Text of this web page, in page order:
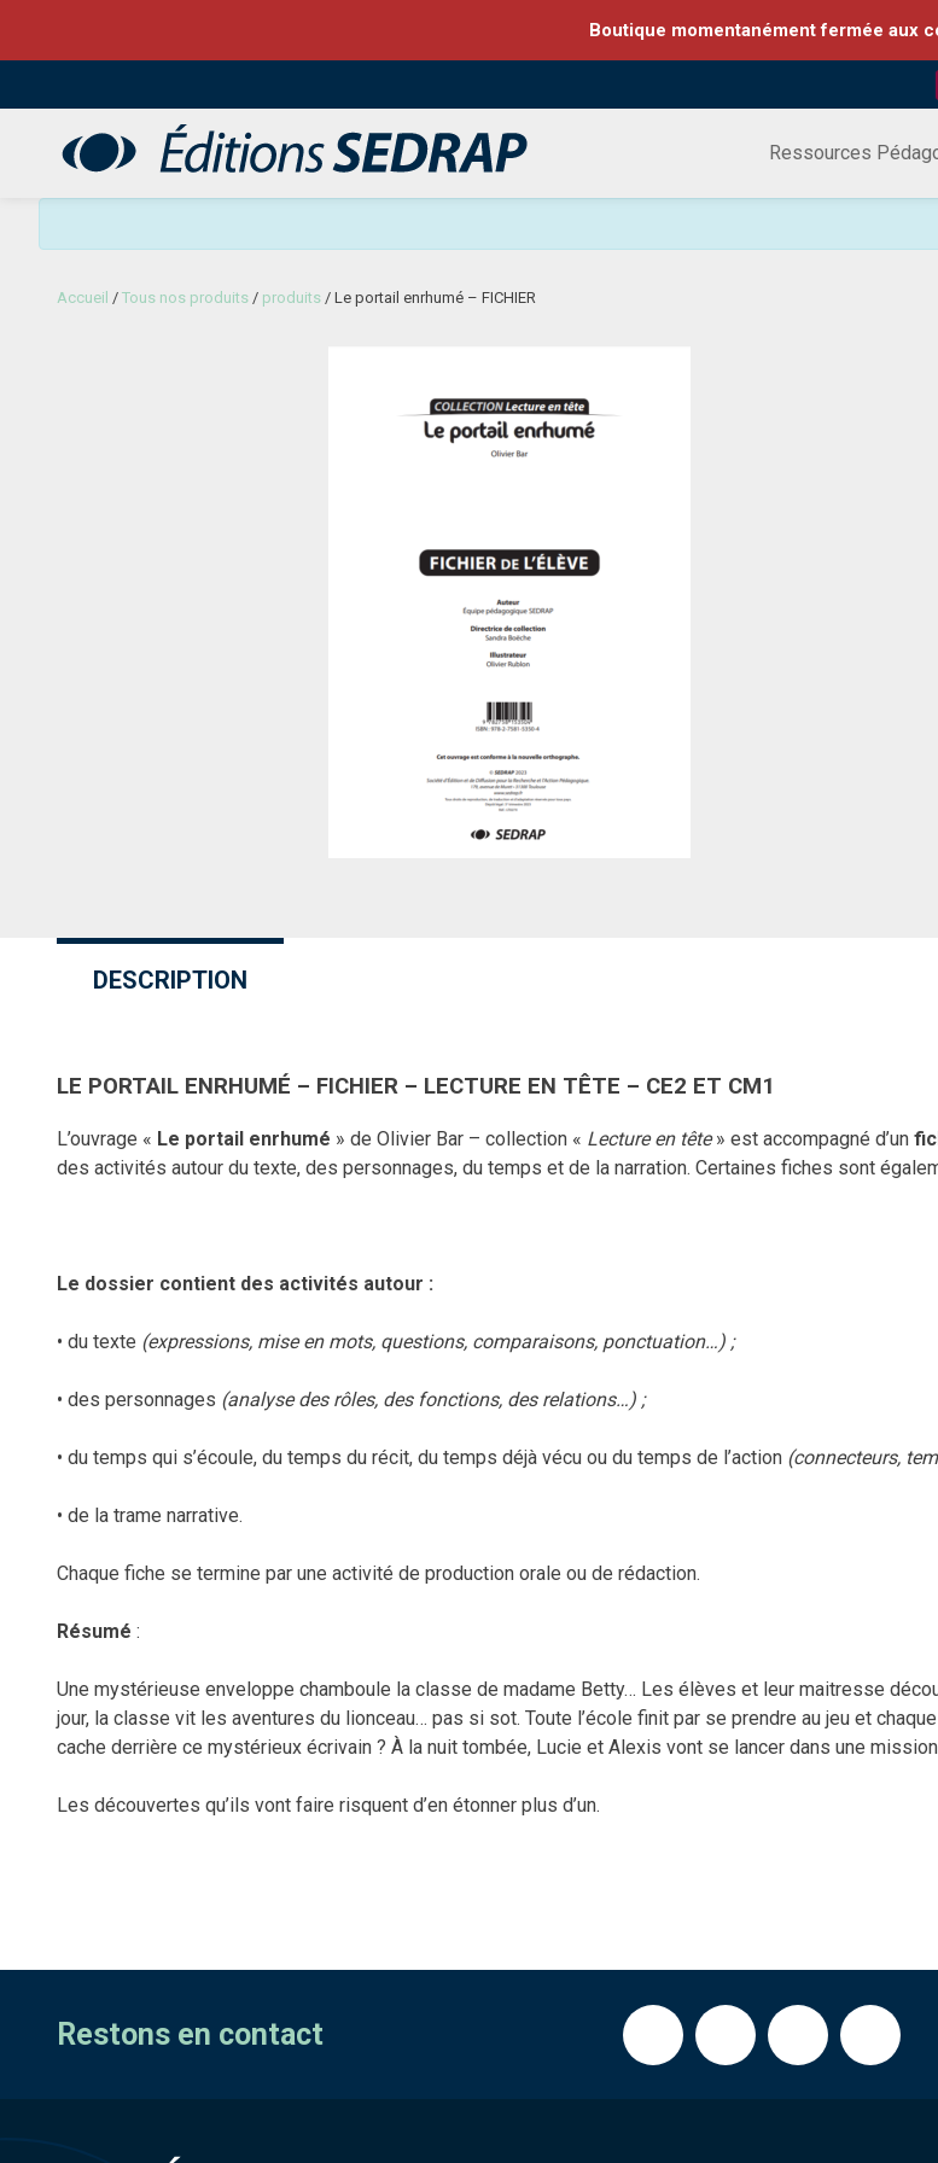
Boutique momentanément fermée aux
Ressources
Accueil / Tous nos produits / produits / Le portail enrhumé – FICHIER
DESCRIPTION
LE PORTAIL ENRHUMÉ – FICHIER – LECTURE EN TÊTE – CE2 ET CM1
L’ouvrage « Le portail enrhumé » de Olivier Bar – collection « Lecture en tête» est accompagné d’un
des activités autour du texte, des personnages, du temps et de la narration. Certaines fiches sont
Le dossier contient des activités autour :
• du texte (expressions, mise en mots, questions, comparaisons, ponctuation…) ;
• des personnages (analyse des rôles, des fonctions, des relations…) ;
• du temps qui s’écoule, du temps du récit, du temps déjà vécu ou du temps de l’action (connecteurs,
• de la trame narrative.
Chaque fiche se termine par une activité de production orale ou de rédaction.
Résumé :
Une mystérieuse enveloppe chamboule la classe de madame Betty… Les élèves et leur maitresse
jour, la classe vit les aventures du lionceau… pas si sot. Toute l’école finit par se prendre au jeu et
cache derrière ce mystérieux écrivain ? À la nuit tombée, Lucie et Alexis vont se lancer dans une
Les découvertes qu’ils vont faire risquent d’en étonner plus d’un.
Restons en contact